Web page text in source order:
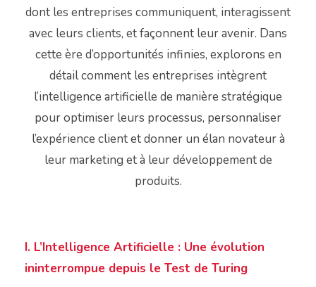
dont les entreprises communiquent, interagissent
avec leurs clients, et façonnent leur avenir. Dans
cette ère d’opportunités infinies, explorons en
détail comment les entreprises intègrent
l’intelligence artificielle de manière stratégique
pour optimiser leurs processus, personnaliser
l’expérience client et donner un élan novateur à
leur marketing et à leur développement de
produits.
I. L’Intelligence Artificielle : Une évolution
ininterrompue depuis le Test de Turing